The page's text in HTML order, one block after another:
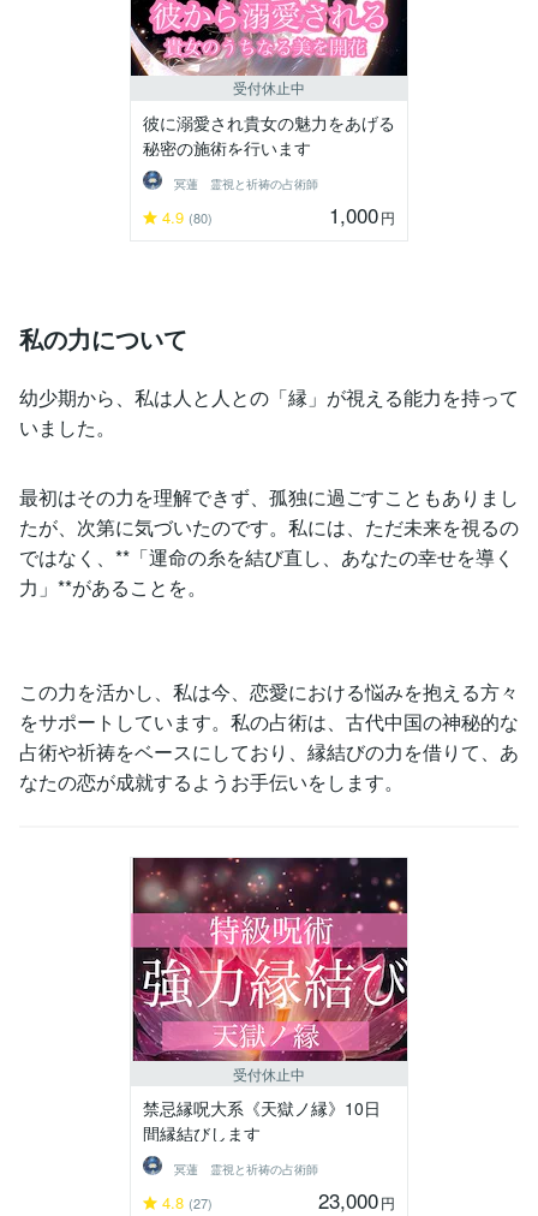
受付休止中
彼に溺愛され貴女の魅力をあげる
秘密の施術を行います
冥蓮 霊視と祈祷の占術師
4.9 (80) 1,000円
私の力について
幼少期から、私は人と人との「縁」が視える能力を持って
いました。
最初はその力を理解できず、孤独に過ごすこともありまし
たが、次第に気づいたのです。私には、ただ未来を視るの
ではなく、**「運命の糸を結び直し、あなたの幸せを導く
力」**があることを。
この力を活かし、私は今、恋愛における悩みを抱える方々
をサポートしています。私の占術は、古代中国の神秘的な
占術や祈祷をベースにしており、縁結びの力を借りて、あ
なたの恋が成就するようお手伝いをします。
受付休止中
禁忌縁呪大系《天獄ノ縁》10日
間縁結びします
冥蓮 霊視と祈祷の占術師
4.8 (27) 23,000円